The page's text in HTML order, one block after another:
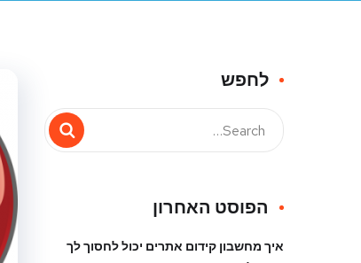
לחפש
הפוסט האחרון
איך מחשבון קידום אתרים יכול לחסוך לך